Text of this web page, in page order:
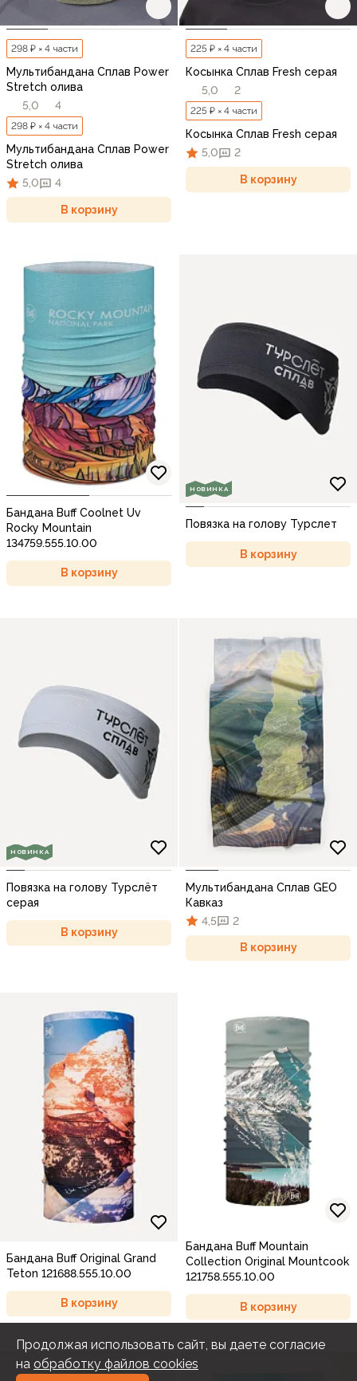
298 ₽ × 4 части
Мультибандана Сплав Power
Stretch олива
5,0
4
298 ₽ × 4 части
Мультибандана Сплав Power
Stretch олива
5,0
4
В корзину
225 ₽ × 4 части
Косынка Сплав Fresh серая
5,0
2
225 ₽ × 4 части
Косынка Сплав Fresh серая
5,0
2
В корзину
Бандана Buff Coolnet Uv
Rocky Mountain
134759.555.10.00
В корзину
НОВИНКА
Повязка на голову Турслет
В корзину
НОВИНКА
Повязка на голову Турслёт
серая
В корзину
Мультибандана Сплав GEO
Кавказ
4,5
2
В корзину
Бандана Buff Original Grand
Teton 121688.555.10.00
В корзину
Бандана Buff Mountain
Collection Original Mountcook
121758.555.10.00
В корзину
Продолжая использовать сайт, вы даете согласие
на обработку файлов cookies